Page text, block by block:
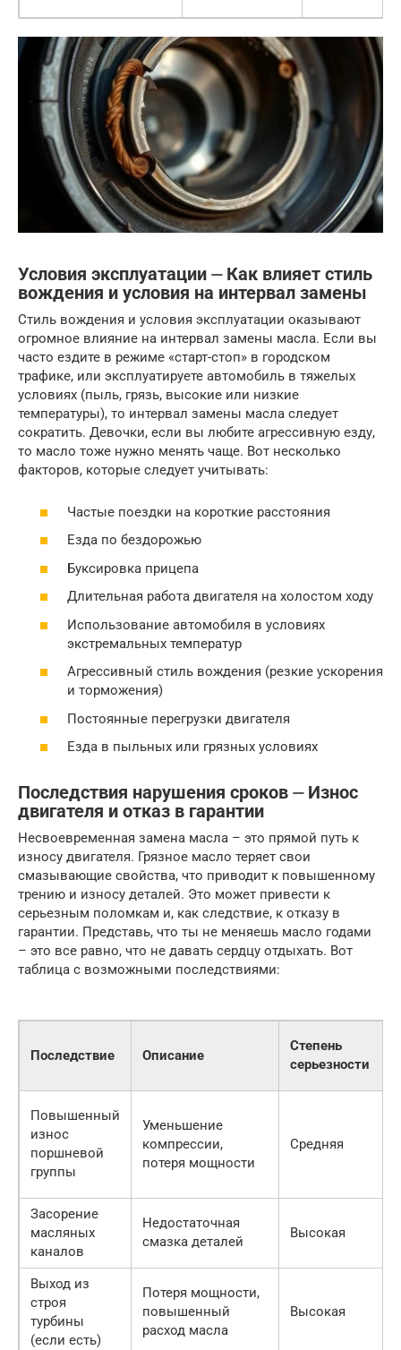
Условия эксплуатации ⏤ Как влияет стиль
вождения и условия на интервал замены
Стиль вождения и условия эксплуатации оказывают
огромное влияние на интервал замены масла. Если вы
часто ездите в режиме «старт-стоп» в городском
трафике, или эксплуатируете автомобиль в тяжелых
условиях (пыль, грязь, высокие или низкие
температуры), то интервал замены масла следует
сократить. Девочки, если вы любите агрессивную езду,
то масло тоже нужно менять чаще. Вот несколько
факторов, которые следует учитывать:
Частые поездки на короткие расстояния
Езда по бездорожью
Буксировка прицепа
Длительная работа двигателя на холостом ходу
Использование автомобиля в условиях
экстремальных температур
Агрессивный стиль вождения (резкие ускорения
и торможения)
Постоянные перегрузки двигателя
Езда в пыльных или грязных условиях
Последствия нарушения сроков ⏤ Износ
двигателя и отказ в гарантии
Несвоевременная замена масла – это прямой путь к
износу двигателя. Грязное масло теряет свои
смазывающие свойства, что приводит к повышенному
трению и износу деталей. Это может привести к
серьезным поломкам и, как следствие, к отказу в
гарантии. Представь, что ты не меняешь масло годами
– это все равно, что не давать сердцу отдыхать. Вот
таблица с возможными последствиями:
Последствие Описание
Степень
серьезности
Повышенный
износ
поршневой
группы
Уменьшение
компрессии,
потеря мощности
Средняя
Засорение
масляных
каналов
Недостаточная
смазка деталей
Высокая
Выход из
строя
турбины
(если есть)
Потеря мощности,
повышенный
расход масла
Высокая